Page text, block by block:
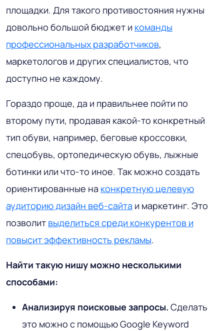
площадки. Для такого противостояния нужны
довольно большой бюджет и команды
профессиональных разработчиков,
маркетологов и других специалистов, что
доступно не каждому.
Гораздо проще, да и правильнее пойти по
второму пути, продавая какой-то конкретный
тип обуви, например, беговые кроссовки,
спецобувь, ортопедическую обувь, лыжные
ботинки или что-то иное. Так можно создать
ориентированные на конкретную целевую
аудиторию дизайн веб-сайта и маркетинг. Это
позволит выделиться среди конкурентов и
повысит эффективность рекламы.
Найти такую нишу можно несколькими
способами:
Анализируя поисковые запросы. Сделать
это можно с помощью Google Keyword